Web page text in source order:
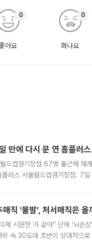
아요
0
화나요
0
만에 다시 문 연 홈플러
드컵경기장점 67명 출근해 재
플러스 서울월드컵경기장점. 7
매직 '불발', 처서매직은
제 시원한 거 같아” 단체 ‘뇌손
위 속 30도대 초반이 상대적으